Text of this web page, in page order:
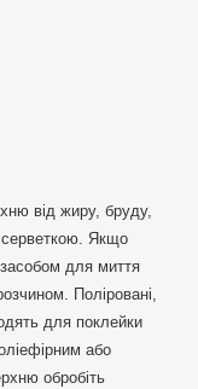
від жиру, бруду,
серветкою. Якщо
для миття
Поліровані,
для поклейки
або
обробіть